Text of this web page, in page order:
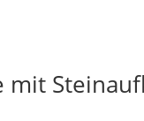
mit